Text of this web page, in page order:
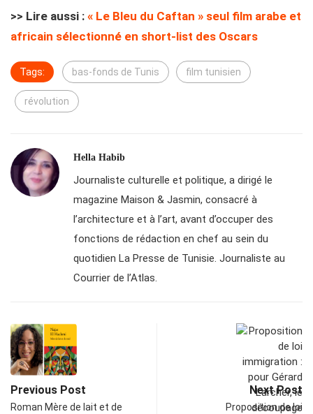
>> Lire aussi : « Le Bleu du Caftan » seul film arabe et
africain sélectionné en short-list des Oscars
Tags: bas-fonds de Tunis film tunisien
révolution
Hella Habib
Journaliste culturelle et politique, a dirigé le
magazine Maison & Jasmin, consacré à
l’architecture et à l’art, avant d’occuper des
fonctions de rédaction en chef au sein du
quotidien La Presse de Tunisie. Journaliste au
Courrier de l’Atlas.
Previous Post
Roman Mère de lait et de
Next Post
Proposition de loi